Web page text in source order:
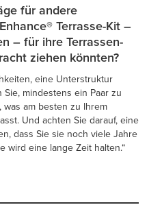
für andere
Terrasse-Kit –
– für ihre Terrassen-
ziehen könnten?
eine Unterstruktur
mindestens ein Paar zu
am besten zu Ihrem
Und achten Sie darauf, eine
dass Sie sie noch viele Jahre
wird eine lange Zeit halten.“